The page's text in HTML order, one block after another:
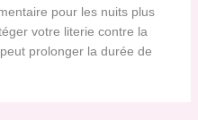
pour les nuits plus
votre literie contre la
prolonger la durée de